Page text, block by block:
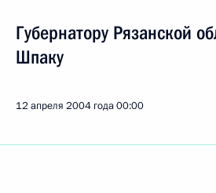
Губернатору Рязанской
Шпаку
12 апреля 2004 года00:00